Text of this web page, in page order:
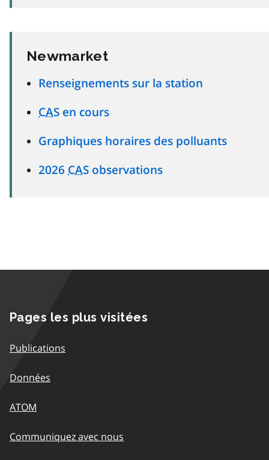
Newmarket
Renseignements sur la station
CAS en cours
Graphiques horaires des polluants
2026 CAS observations
Pages les plus visitées
Publications
Données
ATOM
Communiquez avec nous